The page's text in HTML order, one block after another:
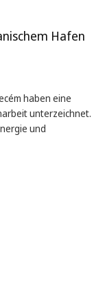
Hafen
haben eine
unterzeichnet.
und